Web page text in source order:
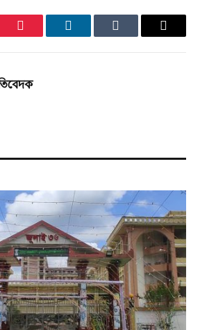
PinterestLinkedInTumblr Email